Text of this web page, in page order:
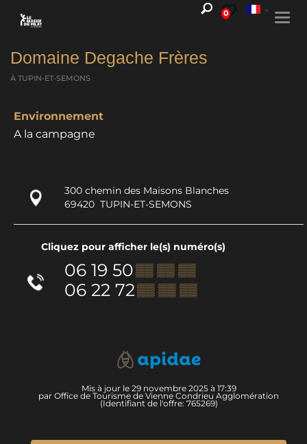
0
Domaine Degache Frères
À TUPIN-ET-SEMONS
Environnement
A la campagne
300 chemin des Maisons Blanches
69420 TUPIN-ET-SEMONS
Cliquez pour afficher le(s) numéro(s)
06 19 50▒▒ ▒▒ ▒▒
06 22 72▒▒ ▒▒ ▒▒
Mis à jour le 29 novembre 2025 à 17:39
par Office de Tourisme de Vienne Condrieu Agglomération
(Identifiant de l'offre: 765269)